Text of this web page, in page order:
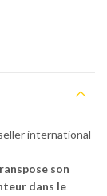
international
son
dans le